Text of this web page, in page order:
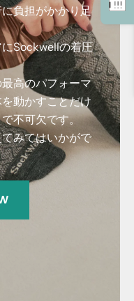
負担がかかり足
Sockwellの着圧
高のパフォーマ
動かすことだけ
不可欠です。
みてはいかがで